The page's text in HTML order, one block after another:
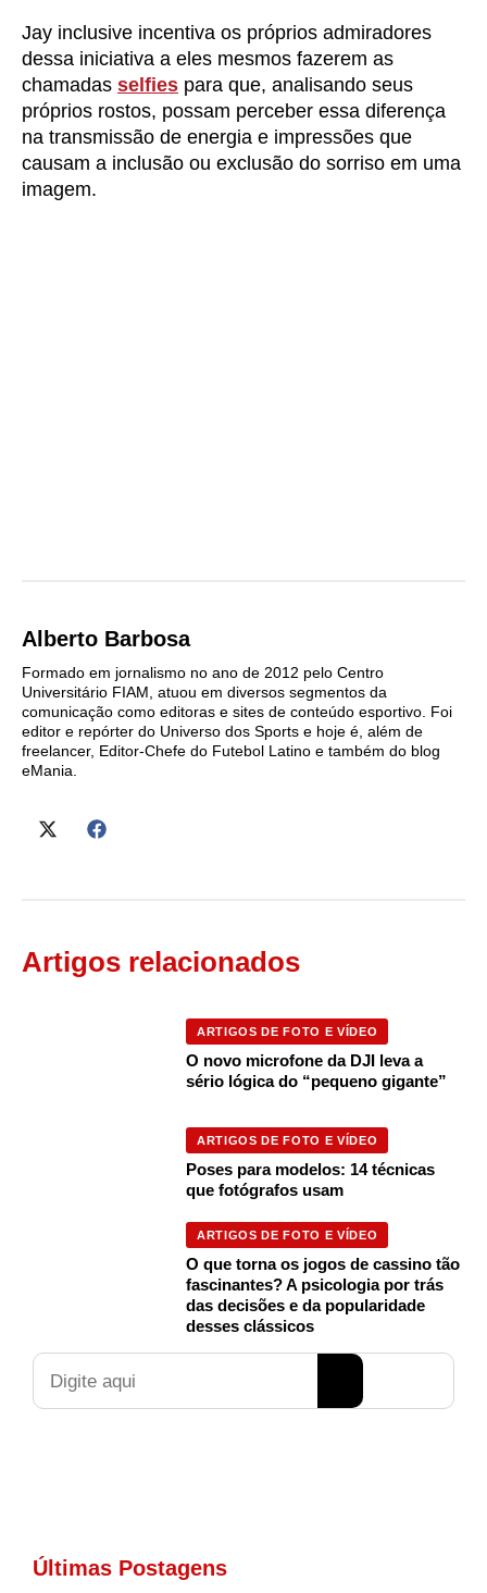
Jay inclusive incentiva os próprios admiradores
dessa iniciativa a eles mesmos fazerem as
chamadas selfies para que, analisando seus
próprios rostos, possam perceber essa diferença
na transmissão de energia e impressões que
causam a inclusão ou exclusão do sorriso em uma
imagem.
Alberto Barbosa
Formado em jornalismo no ano de 2012 pelo Centro
Universitário FIAM, atuou em diversos segmentos da
comunicação como editoras e sites de conteúdo esportivo. Foi
editor e repórter do Universo dos Sports e hoje é, além de
freelancer, Editor-Chefe do Futebol Latino e também do blog
eMania.
Artigos relacionados
ARTIGOS DE FOTO E VÍDEO
O novo microfone da DJI leva a
sério lógica do “pequeno gigante”
ARTIGOS DE FOTO E VÍDEO
Poses para modelos: 14 técnicas
que fotógrafos usam
ARTIGOS DE FOTO E VÍDEO
O que torna os jogos de cassino tão
fascinantes? A psicologia por trás
das decisões e da popularidade
desses clássicos
Pesquisar
Últimas Postagens